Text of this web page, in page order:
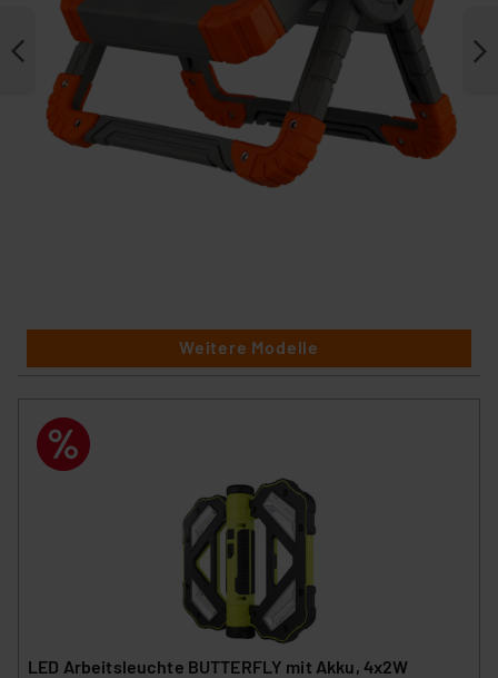
Weitere Modelle
LED Arbeitsleuchte BUTTERFLY mit Akku, 4x2W